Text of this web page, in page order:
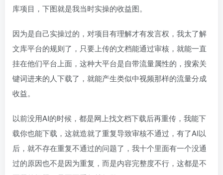
库项目，下图就是我当时实操的收益图。
因为是自己实操过的，对项目有理解才有发言权，我太了解
文库平台的规则了，只要上传的文档能通过审核，就能一直
挂在他们平台上面，这种大平台是自带流量属性的，搜索关
键词进来的人下载了，就能产生类似中视频那样的流量分成
收益。
以前没用AI的时候，都是网上找文档下载后再重传，我能下
载你也能下载，这就造就了重复导致审核不通过，有了AI以
后，就不存在重复不通过的问题了，我十个里面有一个没通
过的原因也不是因为重复，而是内容完整度不行，这都是不